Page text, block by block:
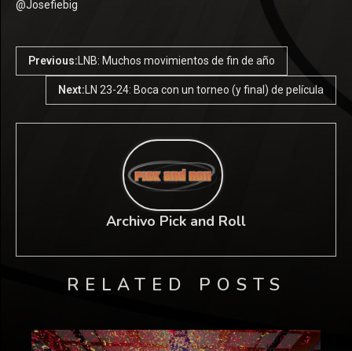
@Josefiebig
Previous: LNB: Muchos movimientos de fin de año
Next: LN 23-24: Boca con un torneo (y final) de película
Archivo Pick and Roll
RELATED POSTS